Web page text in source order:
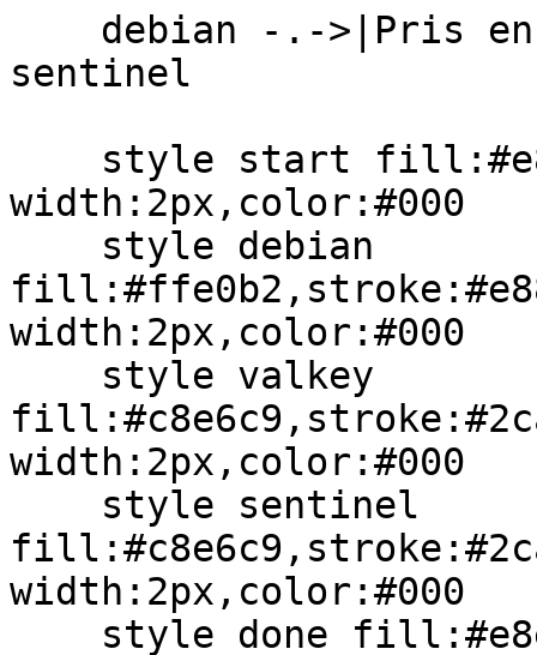
sentinel
width:2px,color:#000
width:2px,color:#000
width:2px,color:#000
width:2px,color:#000